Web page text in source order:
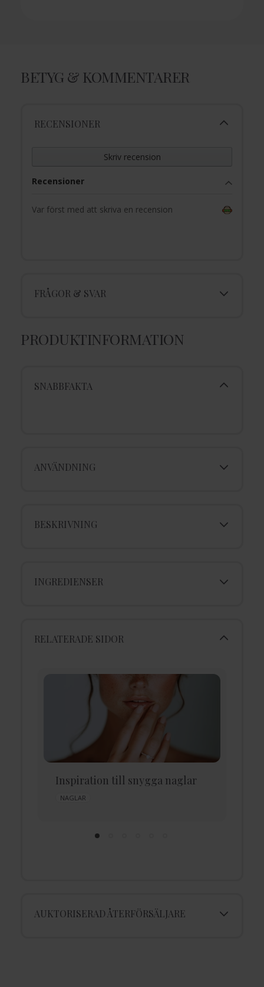
BETYG & KOMMENTARER
RECENSIONER
Skriv recension
Recensioner
Var först med att skriva en recension
FRÅGOR & SVAR
PRODUKTINFORMATION
SNABBFAKTA
ANVÄNDNING
BESKRIVNING
INGREDIENSER
RELATERADE SIDOR
Inspiration till snygga naglar
NAGLAR
AUKTORISERAD ÅTERFÖRSÄLJARE